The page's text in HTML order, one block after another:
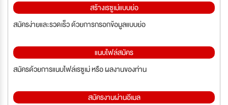
สร้างเรซูเม่แบบย่อ
สมัครง่ายและรวดเร็ว ด้วยการกรอกข้อมูลแบบย่อ
แนบไฟล์สมัคร
สมัครด้วยการแนบไฟล์เรซูเม่ หรือ ผลงานของท่าน
สมัครงานผ่านอีเมล